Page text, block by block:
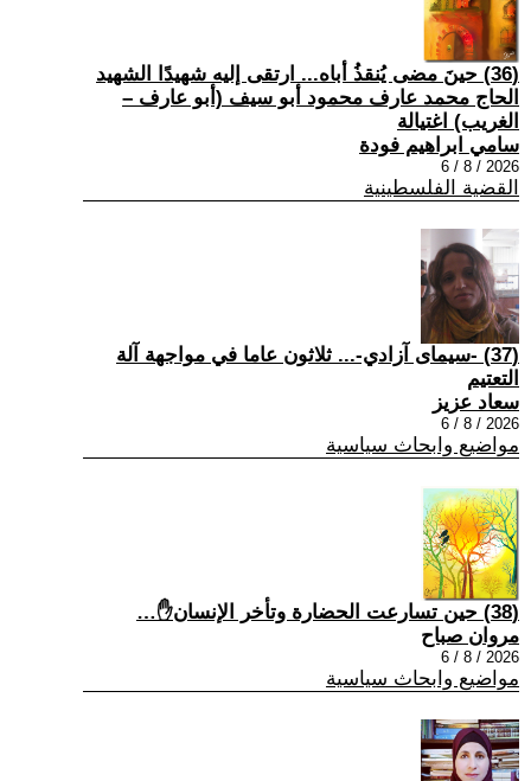
(36) حينَ مضى يُنقذُ أباه... ارتقى إليه شهيدًا الشهيد
الحاج محمد عارف محمود أبو سيف (أبو عارف –
الغريب) اغتيالة
سامي ابراهيم فودة
2026 / 8 / 6
القضية الفلسطينية
(37) -سيمای آزادي-... ثلاثون عاما في مواجهة آلة
التعتيم
سعاد عزيز
2026 / 8 / 6
مواضيع وابحاث سياسية
(38) حين تسارعت الحضارة وتأخر الإنسان✋…
مروان صباح
2026 / 8 / 6
مواضيع وابحاث سياسية